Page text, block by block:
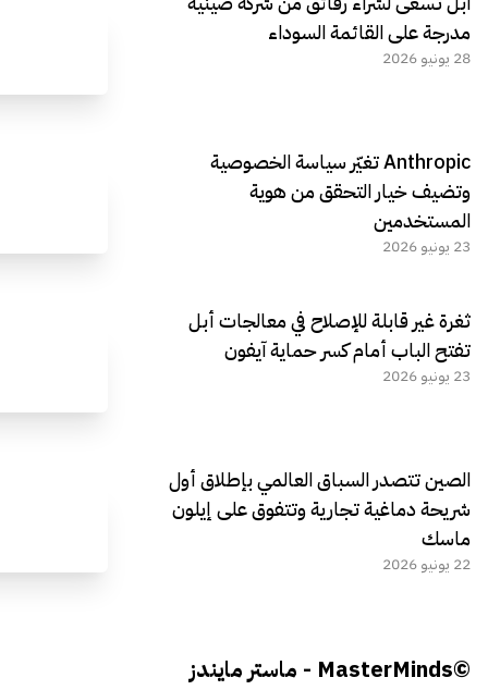
مدرجة على القائمة السوداء
28 يونيو 2026
Anthropic تغيّر سياسة الخصوصية
وتضيف خيار التحقق من هوية
المستخدمين
23 يونيو 2026
ثغرة غير قابلة للإصلاح في معالجات أبل
تفتح الباب أمام كسر حماية آيفون
23 يونيو 2026
الصين تتصدر السباق العالمي بإطلاق أول
شريحة دماغية تجارية وتتفوق على إيلون
ماسك
22 يونيو 2026
©MasterMinds - ماستر مايندز